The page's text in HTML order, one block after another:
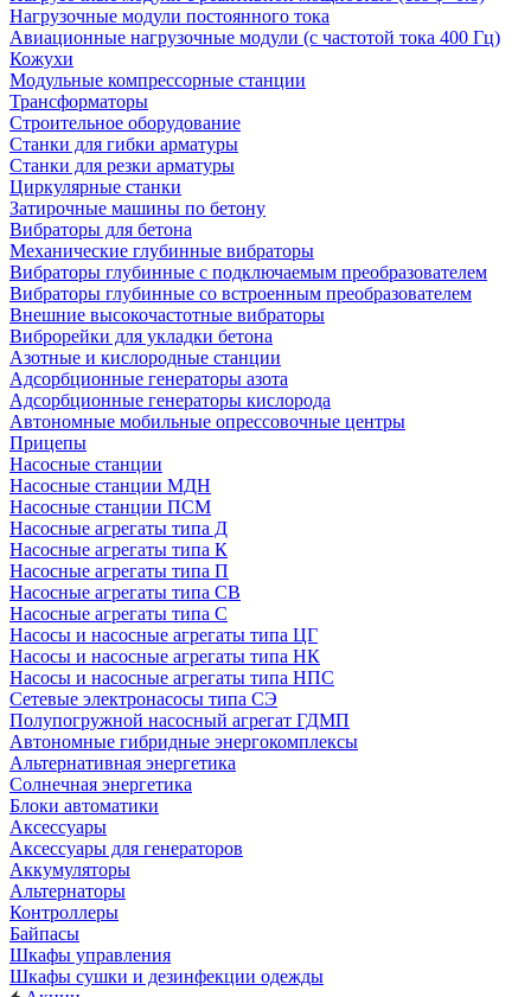
Нагрузочные модули постоянного тока
Авиационные нагрузочные модули (с частотой тока 400 Гц)
Кожухи
Модульные компрессорные станции
Трансформаторы
Строительное оборудование
Станки для гибки арматуры
Станки для резки арматуры
Циркулярные станки
Затирочные машины по бетону
Вибраторы для бетона
Механические глубинные вибраторы
Вибраторы глубинные с подключаемым преобразователем
Вибраторы глубинные со встроенным преобразователем
Внешние высокочастотные вибраторы
Виброрейки для укладки бетона
Азотные и кислородные станции
Адсорбционные генераторы азота
Адсорбционные генераторы кислорода
Автономные мобильные опрессовочные центры
Прицепы
Насосные станции
Насосные станции МДН
Насосные станции ПСМ
Насосные агрегаты типа Д
Насосные агрегаты типа К
Насосные агрегаты типа П
Насосные агрегаты типа СВ
Насосные агрегаты типа С
Насосы и насосные агрегаты типа ЦГ
Насосы и насосные агрегаты типа НК
Насосы и насосные агрегаты типа НПС
Сетевые электронасосы типа СЭ
Полупогружной насосный агрегат ГДМП
Автономные гибридные энергокомплексы
Альтернативная энергетика
Солнечная энергетика
Блоки автоматики
Аксессуары
Аксессуары для генераторов
Аккумуляторы
Альтернаторы
Контроллеры
Байпасы
Шкафы управления
Шкафы сушки и дезинфекции одежды